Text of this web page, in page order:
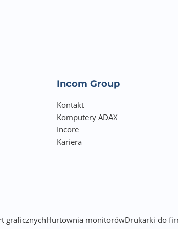
Incom Group
Kontakt
Komputery ADAX
Incore
Kariera
graficznychHurtownia monitorówDrukarki do